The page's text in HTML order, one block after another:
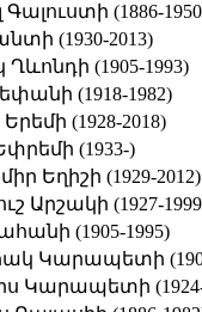
(1886-
(1930-2013)
(1905-1993)
(1918-1982)
(1928-2018)
(1933-)
Եղիշի (1929-2012)
Արշակի (1927-
(1905-1995)
Կարապետի
Կարապետի (1924-